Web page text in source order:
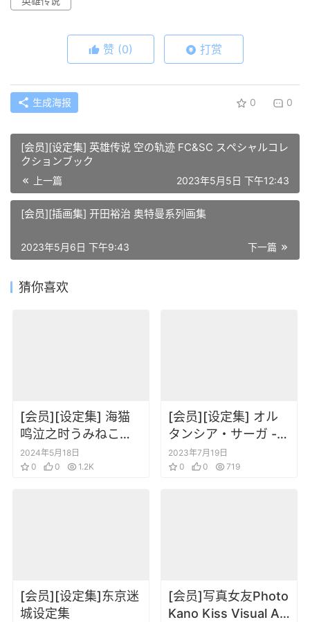
赞 (0) 打赏
生成海报 0 0
[会员][设定集] 英雄传说 空の轨迹 FC&SC スペシャルコレ
クションブック
上一篇 2023年5月5日 下午12:43
[会员][插画集] 开田裕治 奥特曼系列画集
下一篇
2023年5月6日 下午9:43
猜你喜欢
[会员][设定集] 海猫
鸣泣之时うみねこの
なく頃に Character
of the Slot Golden
2024年5月18日
0
0 1.2K
[会员][设定集] オル
タンシア・サーガ -蒼
の騎士団- 公式ビジュ
アルファンブック 2
2023年7月19日
0
0 719
[会员][设定集]东京迷
城设定集
[会员]写真女友Photo
Kano Kiss Visual Art